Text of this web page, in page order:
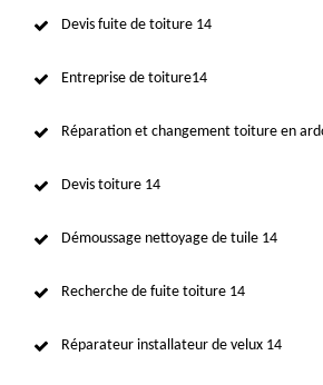
Devis fuite de toiture 14
Entreprise de toiture14
Réparation et changement toiture en
Devis toiture 14
Démoussage nettoyage de tuile 14
Recherche de fuite toiture 14
Réparateur installateur de velux 14